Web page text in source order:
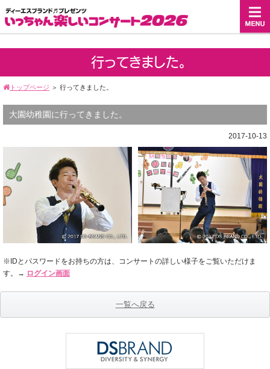
行ってきました。
トップページ ＞ 行ってきました。
大園幼稚園に行ってきました。
2017-10-13
※IDとパスワードをお持ちの方は、コンサートの詳しい様子をご覧いただけま
す。→ ログイン画面
一覧へ戻る